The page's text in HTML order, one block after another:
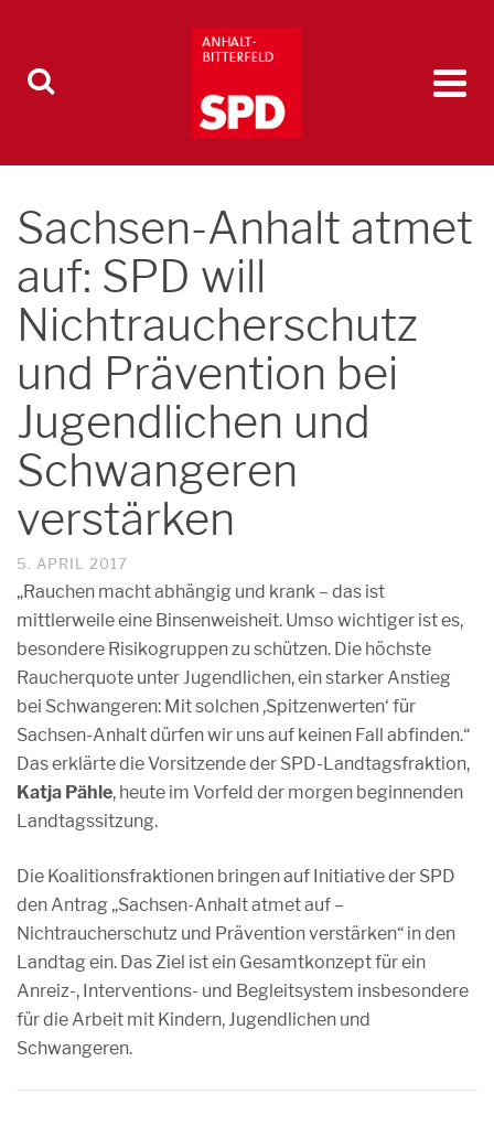
Sachsen-Anhalt atmet
auf: SPD will
Nichtraucherschutz
und Prävention bei
Jugendlichen und
Schwangeren
verstärken
5. APRIL 2017
„Rauchen macht abhängig und krank – das ist
mittlerweile eine Binsenweisheit. Umso wichtiger ist es,
besondere Risikogruppen zu schützen. Die höchste
Raucherquote unter Jugendlichen, ein starker Anstieg
bei Schwangeren: Mit solchen ,Spitzenwerten‘ für
Sachsen-Anhalt dürfen wir uns auf keinen Fall abfinden.“
Das erklärte die Vorsitzende der SPD-Landtagsfraktion,
Katja Pähle, heute im Vorfeld der morgen beginnenden
Landtagssitzung.
Die Koalitionsfraktionen bringen auf Initiative der SPD
den Antrag „Sachsen-Anhalt atmet auf –
Nichtraucherschutz und Prävention verstärken“ in den
Landtag ein. Das Ziel ist ein Gesamtkonzept für ein
Anreiz-, Interventions- und Begleitsystem insbesondere
für die Arbeit mit Kindern, Jugendlichen und
Schwangeren.